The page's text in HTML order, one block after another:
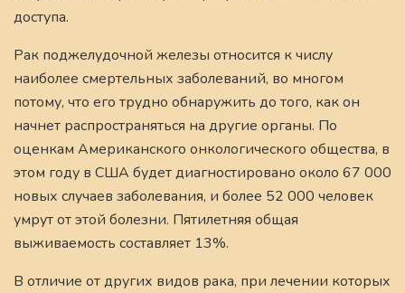
доступа.
Рак поджелудочной железы относится к числу
наиболее смертельных заболеваний, во многом
потому, что его трудно обнаружить до того, как он
начнет распространяться на другие органы. По
оценкам Американского онкологического общества, в
этом году в США будет диагностировано около 67 000
новых случаев заболевания, и более 52 000 человек
умрут от этой болезни. Пятилетняя общая
выживаемость составляет 13%.
В отличие от других видов рака, при лечении которых